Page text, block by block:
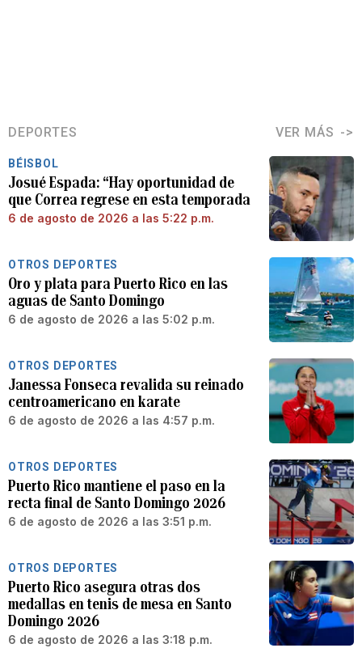
DEPORTES VER MÁS
BÉISBOL
Josué Espada: “Hay oportunidad de
que Correa regrese en esta temporada
6 de agosto de 2026 a las 5:22 p.m.
OTROS DEPORTES
Oro y plata para Puerto Rico en las
aguas de Santo Domingo
6 de agosto de 2026 a las 5:02 p.m.
OTROS DEPORTES
Janessa Fonseca revalida su reinado
centroamericano en karate
6 de agosto de 2026 a las 4:57 p.m.
OTROS DEPORTES
Puerto Rico mantiene el paso en la
recta final de Santo Domingo 2026
6 de agosto de 2026 a las 3:51 p.m.
OTROS DEPORTES
Puerto Rico asegura otras dos
medallas en tenis de mesa en Santo
Domingo 2026
6 de agosto de 2026 a las 3:18 p.m.